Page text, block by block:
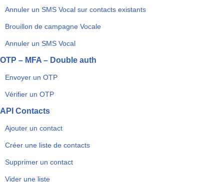
Annuler un SMS Vocal sur contacts existants
Brouillon de campagne Vocale
Annuler un SMS Vocal
OTP – MFA – Double auth
Envoyer un OTP
Vérifier un OTP
API Contacts
Ajouter un contact
Créer une liste de contacts
Supprimer un contact
Vider une liste